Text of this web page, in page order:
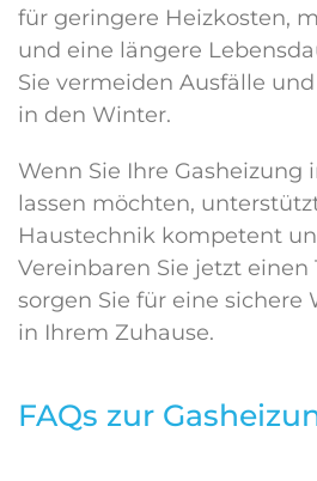
für geringere Heizkosten,
und eine längere
Sie vermeiden Ausfälle
in den Winter.
Wenn Sie Ihre
lassen möchten,
Haustechnik kompetent
Vereinbaren Sie jetzt einen
sorgen Sie für eine sichere
in Ihrem Zuhause.
FAQs zur